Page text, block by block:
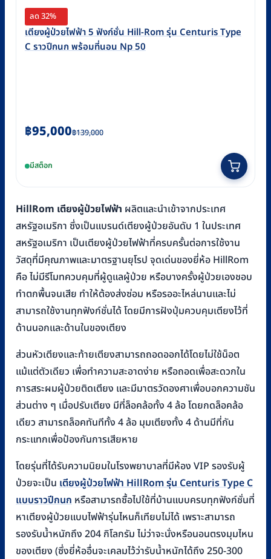
ลด 32%
เตียงผู้ป่วยไฟฟ้า 5 ฟังก์ชั่น Hill-Rom รุ่น Centuris Type
C ราวปีกนก พร้อมที่นอน Np 50
฿139,000
Original
was:
฿95,000
Current
is:มีสต็อก
HillRom เตียงผู้ป่วยไฟฟ้า ผลิตและนำเข้าจากประเทศ
สหรัฐอเมริกา ซึ่งเป็นแบรนด์เตียงผู้ป่วยอันดับ 1 ในประเทศ
สหรัฐอเมริกา เป็นเตียงผู้ป่วยไฟฟ้าที่ครบครั้นต่อการใช้งาน
วัสดุที่มีคุณภาพและมาตรฐานยุโรป จุดเด่นของยี่ห้อ HillRom
คือ ไม่มีรีโมทควบคุมที่ผู้ดูแลผู้ป่วย หรือบางครั้งผู้ป่วยเองชอบ
ทำตกพื้นจนเสีย ทำให้ต้องส่งซ่อม หรือรออะไหล่นานและไม่
สามารถใช้งานทุกฟังก์ชั่นได้ โดยมีการฝังปุ่มควบคุมเตียงไว้ที่
ด้านนอกและด้านในของเตียง
ส่วนหัวเตียงและท้ายเตียงสามารถถอดออกได้โดยไม่ใช้น็อต
แม้แต่ตัวเดียว เพื่อทำความสะอาดง่าย หรือถอดเพื่อสะดวกใน
การสระผมผู้ป่วยติดเตียง และมีมาตรวัดองศาเพื่อบอกความชัน
ส่วนต่าง ๆ เมื่อปรับเตียง มีที่ล็อคล้อทั้ง 4 ล้อ โดยกดล็อคล้อ
เดียว สามารถล็อคทันทีทั้ง 4 ล้อ มุมเตียงทั้ง 4 ด้านมีที่กัน
กระแทกเพื่อป้องกันการเสียหาย
โดยรุ่นที่ได้รับความนิยมในโรงพยาบาลที่มีห้อง VIP รองรับผู้
ป่วยจะเป็น เตียงผู้ป่วยไฟฟ้า HillRom รุ่น Centuris Type C
แบบราวปีกนก หรือสามารถซื้อไปใช้ที่บ้านแบบครบทุกฟังก์ชั่นที่
หาเตียงผู้ป่วยแบบไฟฟ้ารุ่นไหนก็เทียบไม่ได้ เพราะสามารถ
รองรับน้ำหนักถึง 204 กิโลกรัม ไม่ว่าจะนั่งหรือนอนตรงมุมไหน
ของเตียง (ซึ่งยี่ห้ออื่นจะเคลมไว้ว่ารับน้ำหนักได้ถึง 250-300